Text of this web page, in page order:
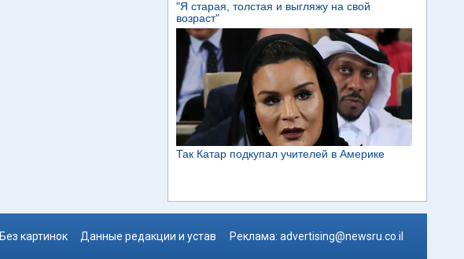
Без картинок Данные редакции и устав Реклама: advertising@newsru.co.il